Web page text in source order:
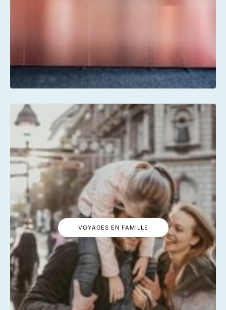
VOYAGES EN FAMILLE